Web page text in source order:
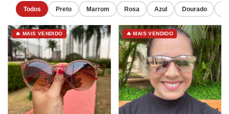
Todos Preto Marrom Rosa Azul Dourado
🔥 MAIS VENDIDO 🔥 MAIS VENDIDO